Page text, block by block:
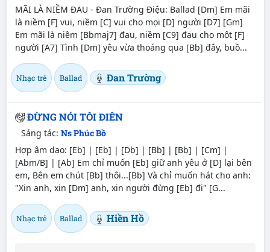
MÃI LÀ NIỀM ĐAU - Đan Trường Điệu: Ballad [Dm] Em mãi
là niềm [F] vui, niềm [C] vui cho mọi [D] người [D7] [Gm]
Em mãi là niềm [Bbmaj7] đau, niềm [C9] đau cho một [F]
người [A7] Tình [Dm] yêu vừa thoáng qua [Bb] đây, buồ...
Nhạc trẻ Ballad Đan Trường
ĐỪNG NÓI TÔI ĐIÊN
Sáng tác: Ns Phúc Bồ
Hợp âm dạo: [Eb] | [Eb] | [Db] | [Bb] | [Bb] | [Cm] |
[Abm/B] | [Ab] Em chỉ muốn [Eb] giữ anh yêu ở [D] lại bên
em, Bên em chút [Bb] thôi...[Bb] Và chỉ muốn hát cho anh:
"Xin anh, xin [Dm] anh, xin người đừng [Eb] đi" [G...
Nhạc trẻ Ballad Hiền Hồ